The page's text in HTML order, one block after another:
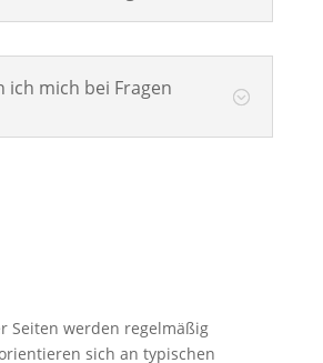
ich mich bei Fragen
Seiten werden regelmäßig
sich an typischen